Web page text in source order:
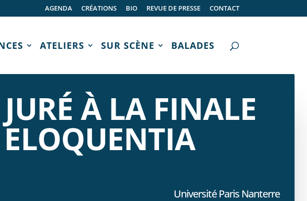
AGENDA CRÉATIONS BIO REVUE DE PRESSE CONTACT
ATELIERS SUR SCÈNE BALADES
À LA FINALE
Université Paris Nanterre